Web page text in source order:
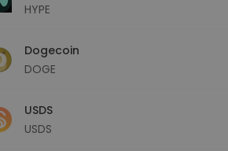
HYPE
Dogecoin
DOGE
USDS
USDS